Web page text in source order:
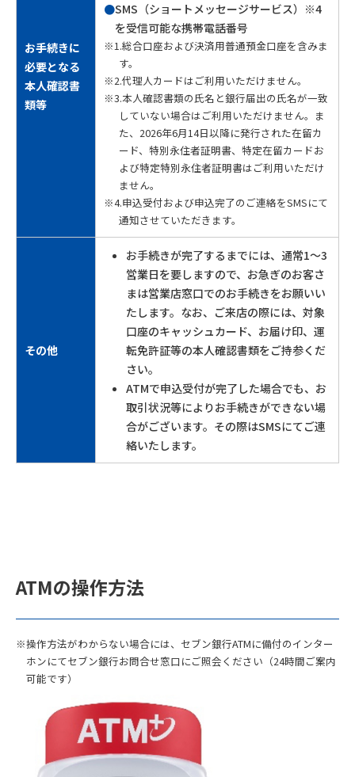
お手続きに
必要となる
本人確認書
類等
●SMS（ショートメッセージサービス）※4
を受信可能な携帯電話番号
※1.総合口座および決済用普通預金口座を含みま
す。
※2.代理人カードはご利用いただけません。
※3.本人確認書類の氏名と銀行届出の氏名が一致
していない場合はご利用いただけません。ま
た、2026年6月14日以降に発行された在留カ
ード、特別永住者証明書、特定在留カードお
よび特定特別永住者証明書はご利用いただけ
ません。
※4.申込受付および申込完了のご連絡をSMSにて
通知させていただきます。
その他
お手続きが完了するまでには、通常1～3
営業日を要しますので、お急ぎのお客さ
まは営業店窓口でのお手続きをお願いい
たします。なお、ご来店の際には、対象
口座のキャッシュカード、お届け印、運
転免許証等の本人確認書類をご持参くだ
さい。
ATMで申込受付が完了した場合でも、お
取引状況等によりお手続きができない場
合がございます。その際はSMSにてご連
絡いたします。
ATMの操作方法
※操作方法がわからない場合には、セブン銀行ATMに備付のインター
ホンにてセブン銀行お問合せ窓口にご照会ください（24時間ご案内
可能です）